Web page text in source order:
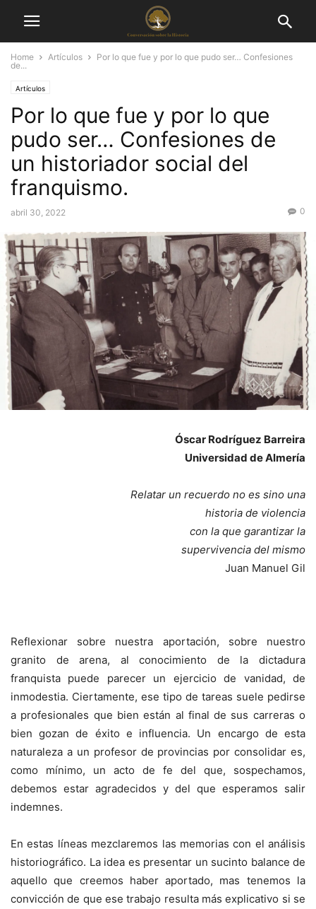
Home Artículos
Por lo que fue y por lo que pudo ser… Confesiones
de...
Artículos
Por lo que fue y por lo que
pudo ser… Confesiones de
un historiador social del
franquismo.
abril 30, 2022 0
Óscar Rodríguez Barreira
Universidad de Almería
Relatar un recuerdo no es sino una
historia de violencia
con la que garantizar la
supervivencia del mismo
Juan Manuel Gil
Reflexionar sobre nuestra aportación, sobre nuestro
granito de arena, al conocimiento de la dictadura
franquista puede parecer un ejercicio de vanidad, de
inmodestia. Ciertamente, ese tipo de tareas suele pedirse
a profesionales que bien están al final de sus carreras o
bien gozan de éxito e influencia. Un encargo de esta
naturaleza a un profesor de provincias por consolidar es,
como mínimo, un acto de fe del que, sospechamos,
debemos estar agradecidos y del que esperamos salir
indemnes.
En estas líneas mezclaremos las memorias con el análisis
historiográfico. La idea es presentar un sucinto balance de
aquello que creemos haber aportado, mas tenemos la
convicción de que ese trabajo resulta más explicativo si se